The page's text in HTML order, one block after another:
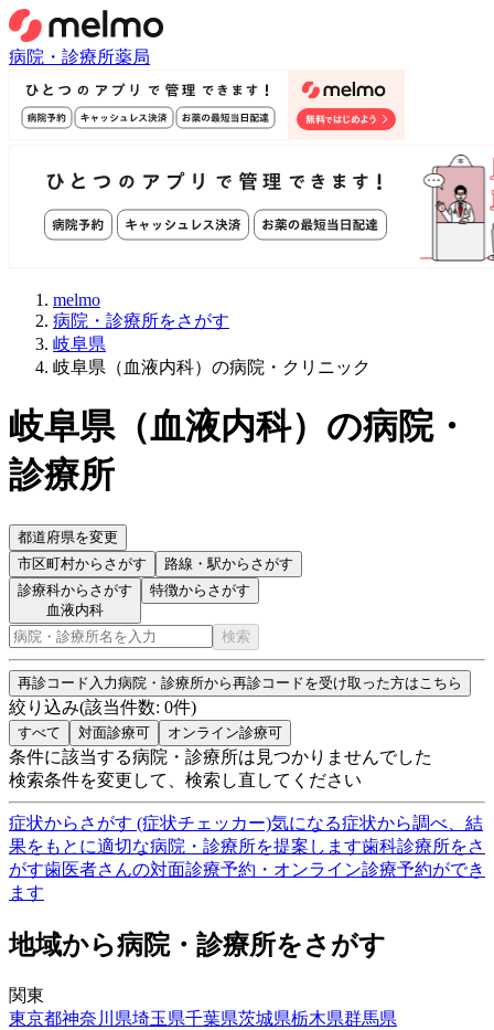
病院・診療所薬局
melmo
病院・診療所をさがす
岐阜県
岐阜県（血液内科）の病院・クリニック
岐阜県（血液内科） の病院・
診療所
都道府県を変更
市区町村からさがす 路線・駅からさがす
診療科からさがす
血液内科
特徴からさがす
検索
再診コード入力病院・診療所から再診コードを受け取った方はこちら
絞り込み(該当件数: 0件)
すべて 対面診療可 オンライン診療可
条件に該当する病院・診療所は見つかりませんでした
検索条件を変更して、検索し直してください
症状からさがす (症状チェッカー)気になる症状から調べ、結
果をもとに適切な病院・診療所を提案します歯科診療所をさ
がす歯医者さんの対面診療予約・オンライン診療予約ができ
ます
地域から病院・診療所をさがす
関東
東京都神奈川県埼玉県千葉県茨城県栃木県群馬県